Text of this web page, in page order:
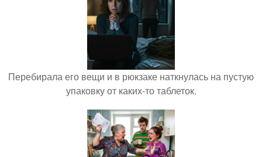
Перебирала его вещи и в рюкзаке наткнулась на пустую
упаковку от каких-то таблеток.